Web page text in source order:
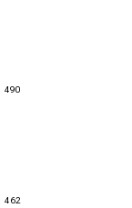
490
462